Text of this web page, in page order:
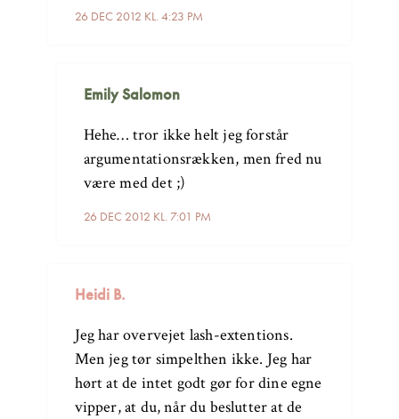
26 DEC 2012 KL. 4:23 PM
Emily Salomon
26 DEC 2012 KL. 7:01 PM
Hehe… tror ikke helt jeg forstår
argumentationsrækken, men fred nu
være med det ;)
Heidi B.
Jeg har overvejet lash-extentions.
Men jeg tør simpelthen ikke. Jeg har
hørt at de intet godt gør for dine egne
vipper, at du, når du beslutter at de